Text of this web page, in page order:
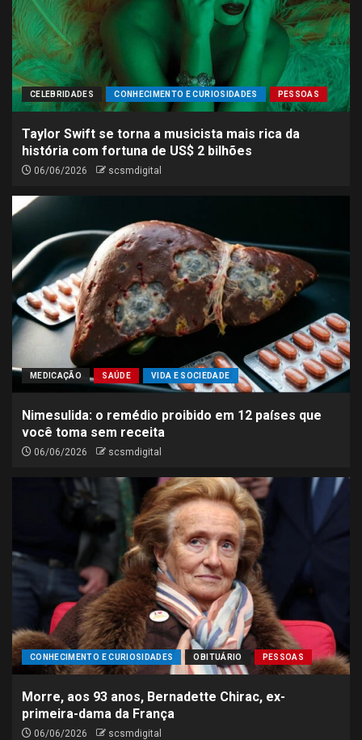
CELEBRIDADES CONHECIMENTO E CURIOSIDADES PESSOAS
Taylor Swift se torna a musicista mais rica da
história com fortuna de US$ 2 bilhões
06/06/2026 scsmdigital
MEDICAÇÃO SAÚDE VIDA E SOCIEDADE
Nimesulida: o remédio proibido em 12 países que
você toma sem receita
06/06/2026 scsmdigital
CONHECIMENTO E CURIOSIDADES OBITUÁRIO PESSOAS
Morre, aos 93 anos, Bernadette Chirac, ex-
primeira-dama da França
06/06/2026 scsmdigital